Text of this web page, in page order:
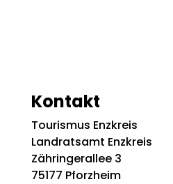
Kontakt
Tourismus Enzkreis
Landratsamt Enzkreis
Zähringerallee 3
75177 Pforzheim